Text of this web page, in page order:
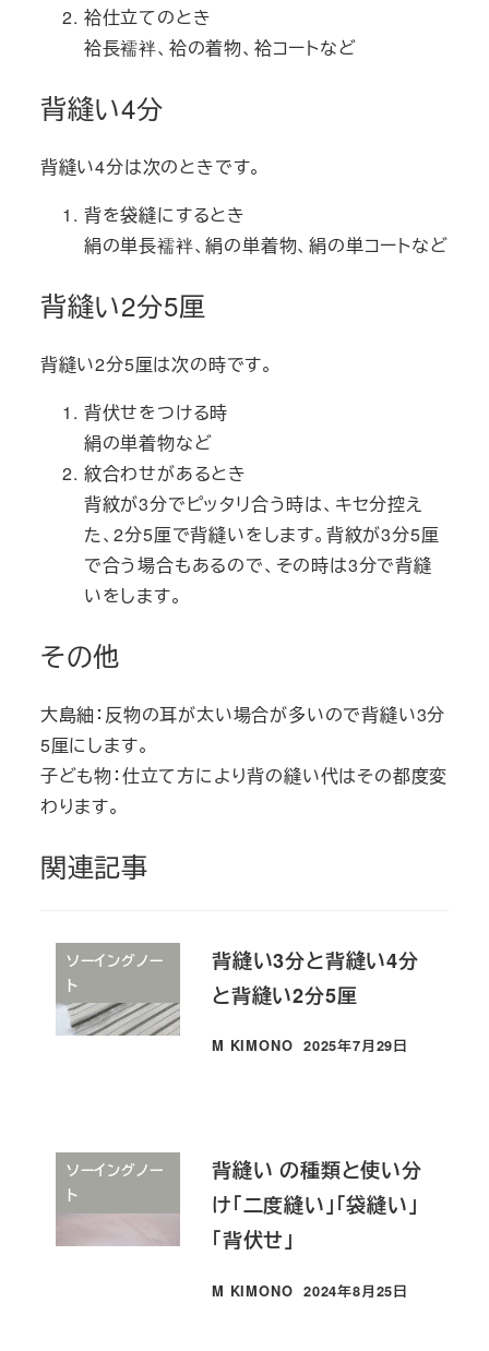
袷仕立てのとき
袷長襦袢、袷の着物、袷コートなど
背縫い4分
背縫い4分は次のときです。
背を袋縫にするとき
絹の単長襦袢、絹の単着物、絹の単コートなど
背縫い2分5厘
背縫い2分5厘は次の時です。
背伏せをつける時
絹の単着物など
紋合わせがあるとき
背紋が3分でピッタリ合う時は、キセ分控え
た、2分5厘で背縫いをします。背紋が3分5厘
で合う場合もあるので、その時は3分で背縫
いをします。
その他
大島紬：反物の耳が太い場合が多いので背縫い3分
5厘にします。
子ども物：仕立て方により背の縫い代はその都度変
わります。
関連記事
ソーイングノー
ト
背縫い3分と背縫い4分
と背縫い2分5厘
M KIMONO
投稿日
2025年7月29日
ソーイングノー
ト
背縫い の種類と使い分
け「二度縫い」「袋縫い」
「背伏せ」
M KIMONO
投稿日
2024年8月25日